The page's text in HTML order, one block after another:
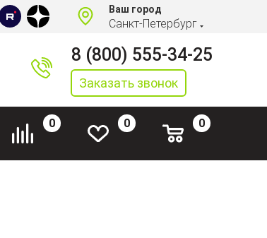
Ваш город
Санкт-Петербург
8 (800) 555-34-25
Заказать звонок
0 0 0